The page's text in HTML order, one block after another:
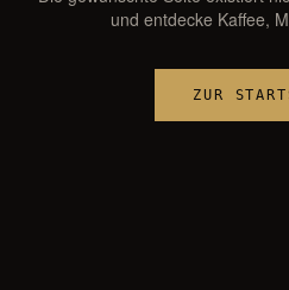
und entdecke Kaffee,
ZUR